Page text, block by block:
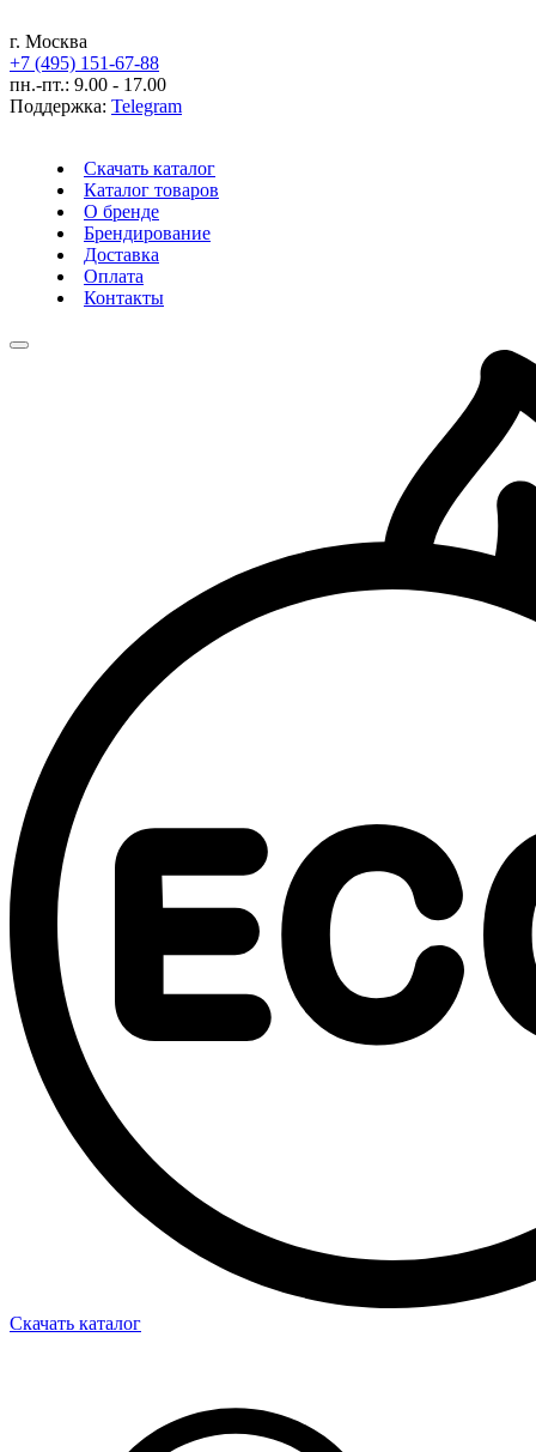
г. Москва
+7 (495) 151-67-88
пн.-пт.: 9.00 - 17.00
Поддержка: Telegram
Скачать каталог
Каталог товаров
О бренде
Брендирование
Доставка
Оплата
Контакты
Скачать каталог